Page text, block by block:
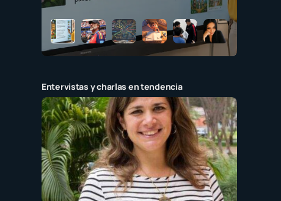
Entervistas y charlas en tendencia